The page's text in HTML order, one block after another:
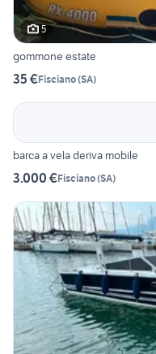
5
gommone estate
35 €Fisciano(SA)
barca a vela deriva mobile
3.000 €Fisciano(SA)